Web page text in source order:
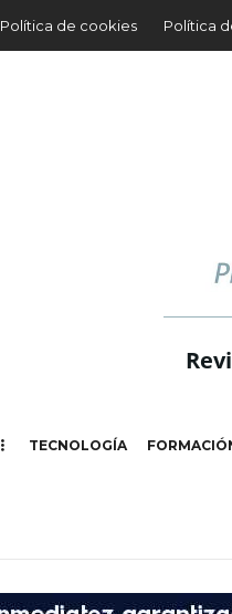
Política de cookies Política
TECNOLOGÍA